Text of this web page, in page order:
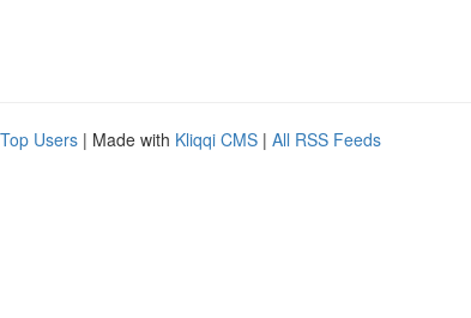
Top Users | Made with Kliqqi CMS | All RSS Feeds